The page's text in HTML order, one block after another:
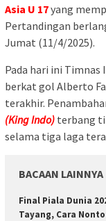
Asia U 17yang
Pertandingan
Jumat (11/4/2025).
Pada hari ini
berkat gol Alberto
terakhir.
(King Indo) terbang
selama tiga laga
BACAAN LAINNYA
Final Piala Dunia
Tayang, Cara